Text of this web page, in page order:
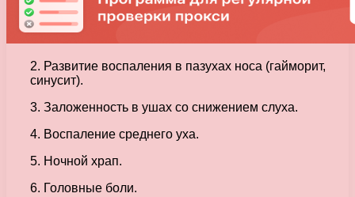
2. Развитие воспаления в пазухах носа (гайморит,
синусит).
3. Заложенность в ушах со снижением слуха.
4. Воспаление среднего уха.
5. Ночной храп.
6. Головные боли.